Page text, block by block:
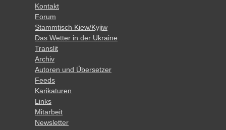
Kontakt
Forum
Stammtisch Kiew/Kyjiw
Das Wetter in der Ukraine
Translit
Archiv
Autoren und Übersetzer
Feeds
Karikaturen
Links
Mitarbeit
Newsletter